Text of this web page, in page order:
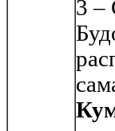
3 –